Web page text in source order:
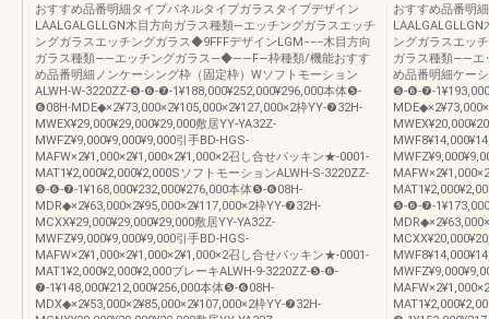
おすすめ品番明細タイプパネルタイプガラスタイプデザイン
LAALGALGLLGN木目方向ガラス種類―エッチングガラスエッチ
ングガラスエッチングガラス◆9FFFデザインLGM−−−木目方向
ガラス種類――エッチングガラス―◆――F―枠種類/機能おすす
め品番明細ノンケーシング枠（固定枠）Wソフトモーション
ALWH-W-3220ZZ-❺-❻-❼-1¥188,000¥252,000¥296,000本体❺-
❻08H-MDE◆×2¥73,000×2¥105,000×2¥127,000×2枠YY-❼32H-
MWEX¥29,000¥29,000¥29,000敷居YY-YA32Z-
MWFZ¥9,000¥9,000¥9,000引手BD-HGS-
MAFW×2¥1,000×2¥1,000×2¥1,000×2召し合せパッキン★-0001-
MAT1¥2,000¥2,000¥2,000SソフトモーションALWH-S-3220ZZ-
❺-❻-❼-1¥168,000¥232,000¥276,000本体❺-❻08H-
MDR◆×2¥63,000×2¥95,000×2¥117,000×2枠YY-❼32H-
MCXX¥29,000¥29,000¥29,000敷居YY-YA32Z-
MWFZ¥9,000¥9,000¥9,000引手BD-HGS-
MAFW×2¥1,000×2¥1,000×2¥1,000×2召し合せパッキン★-0001-
MAT1¥2,000¥2,000¥2,000ブレーキALWH-9-3220ZZ-❺-❻-
❼-1¥148,000¥212,000¥256,000本体❺-❻08H-
MDX◆×2¥53,000×2¥85,000×2¥107,000×2枠YY-❼32H-
おすすめ品番明
ングガラスエッ
ガラス種類――
め品番明細ケー
❺-❻-❼-
❺-❻-❼-